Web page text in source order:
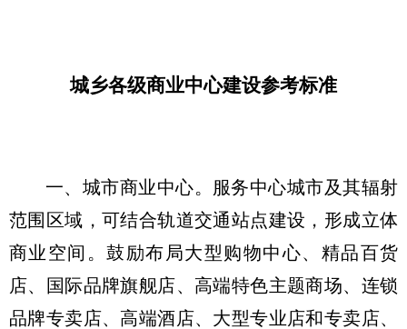
城乡各级商业中心建设参考标准
一、城市商业中心。 服务中心城市及其辐射
范围区域，可结合轨道交通站点建设，形成立体
商业空间。鼓励布局大型购物中心、精品百货
店、国际品牌旗舰店、高端特色主题商场、连锁
品牌专卖店、高端酒店、大型专业店和专卖店、